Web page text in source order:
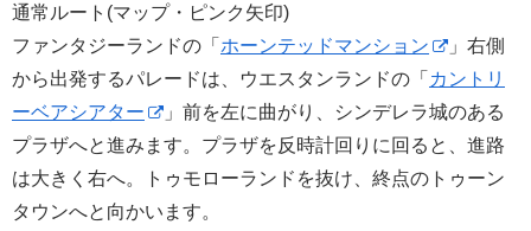
通常ルート(マップ・ピンク矢印)
ファンタジーランドの「 ホーンテッドマンション
」右側
から出発するパレードは、ウエスタンランドの「 カントリ
ーベアシアター
」前を左に曲がり、シンデレラ城のある
プラザへと進みます。プラザを反時計回りに回ると、進路
は大きく右へ。トゥモローランドを抜け、終点のトゥーン
タウンへと向かいます。